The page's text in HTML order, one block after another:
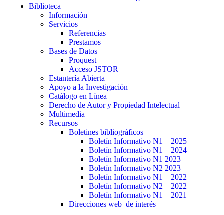
Biblioteca
Información
Servicios
Referencias
Prestamos
Bases de Datos
Proquest
Acceso JSTOR
Estantería Abierta
Apoyo a la Investigación
Catálogo en Línea
Derecho de Autor y Propiedad Intelectual
Multimedia
Recursos
Boletines bibliográficos
Boletín Informativo N1 – 2025
Boletín Informativo N1 – 2024
Boletín Informativo N1 2023
Boletín Informativo N2 2023
Boletín Informativo N1 – 2022
Boletín Informativo N2 – 2022
Boletín Informativo N1 – 2021
Direcciones web de interés